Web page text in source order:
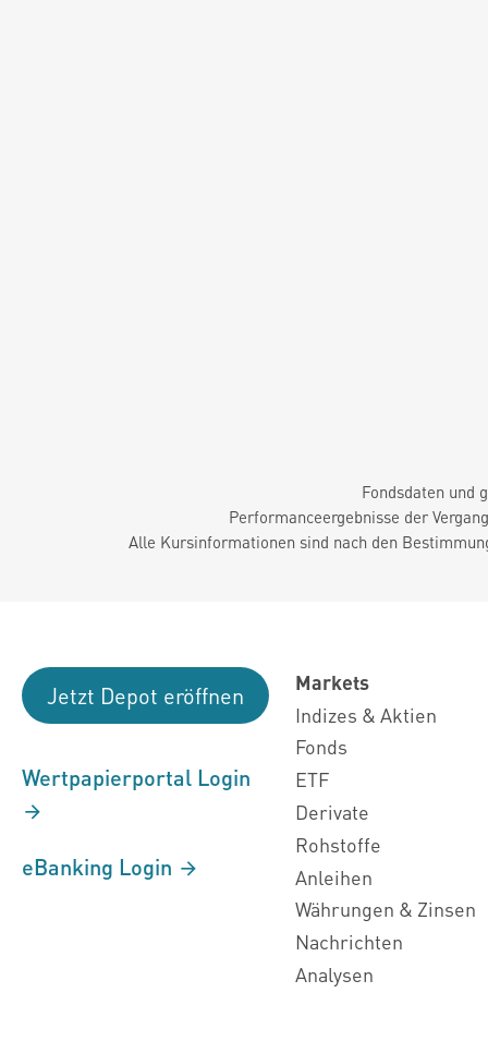
Fondsdaten und
Performanceergebnisse der
Alle Kursinformationen sind nach den
Jetzt Depot eröffnen
Wertpapierportal Login
eBanking Login
Markets
Indizes & Aktien
Fonds
ETF
Derivate
Rohstoffe
Anleihen
Währungen & Zinsen
Nachrichten
Analysen